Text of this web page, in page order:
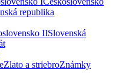
republika
IISlovenská
Zlato a striebroZnámky